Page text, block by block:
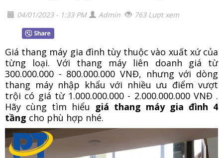
04/01/2023 - 1:33 PM Admin 763 Lượt xem
Giá thang máy gia đình tùy thuộc vào xuất xứ của
từng loại. Với thang máy liên doanh giá từ
300.000.000 - 800.000.000 VNĐ, nhưng với dòng
thang máy nhập khẩu với nhiều ưu điểm vượt
trội có giá từ 1.000.000.000 - 2.000.000.000 VNĐ .
Hãy cùng tìm hiểu giá thang máy gia đình 4
tầng cho phù hợp nhé.